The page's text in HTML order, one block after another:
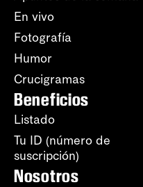
En vivo
Fotografía
Humor
Crucigramas
Beneficios
Listado
Tu ID (número de
suscripción)
Nosotros